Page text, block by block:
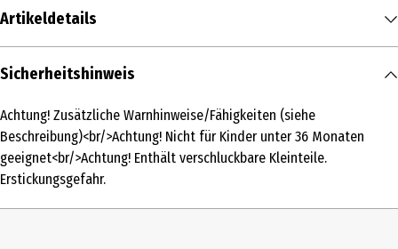
Artikeldetails
Inhalt
Produkttyp
Sportspiele
Altersempfehlung ab
Sicherheitshinweis
Achtung! Zusätzliche Warnhinweise/Fähigkeiten (siehe
Beschreibung)<br/>Achtung! Nicht für Kinder unter 36 Monaten
geeignet<br/>Achtung! Enthält verschluckbare Kleinteile.
Erstickungsgefahr.